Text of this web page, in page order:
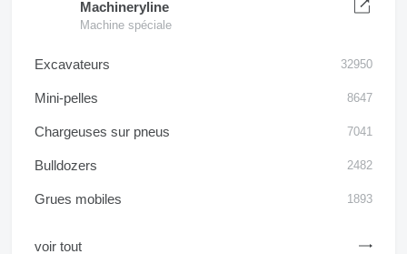
Machineryline
Machine spéciale
Excavateurs 32950
Mini-pelles 8647
Chargeuses sur pneus 7041
Bulldozers 2482
Grues mobiles 1893
voir tout